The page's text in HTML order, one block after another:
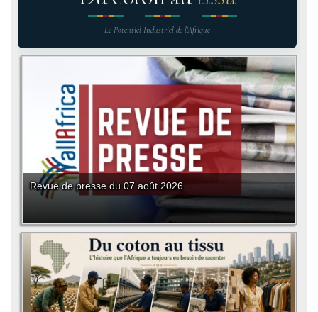
Le Potentiel Industriel de l'Afrique
Revue de presse du 07 août 2026